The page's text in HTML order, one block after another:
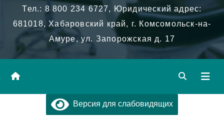
Тел.: 8 800 234 6727, Юридический адрес:
681018, Хабаровский край, г. Комсомольск-на-
Амуре, ул. Запорожская д. 17
Версия для слабовидящих